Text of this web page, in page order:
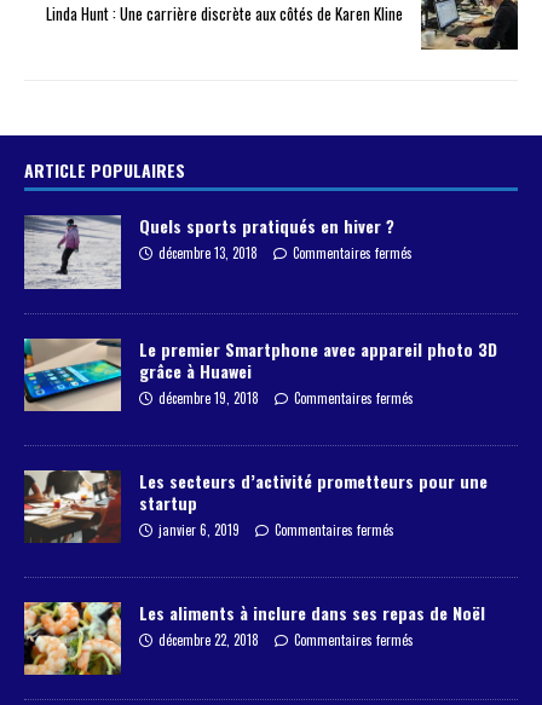
Linda Hunt : Une carrière discrète aux côtés de Karen Kline
ARTICLE POPULAIRES
Quels sports pratiqués en hiver ?
décembre 13, 2018 Commentaires fermés
Le premier Smartphone avec appareil photo 3D
grâce à Huawei
décembre 19, 2018 Commentaires fermés
Les secteurs d’activité prometteurs pour une
startup
janvier 6, 2019 Commentaires fermés
Les aliments à inclure dans ses repas de Noël
décembre 22, 2018 Commentaires fermés